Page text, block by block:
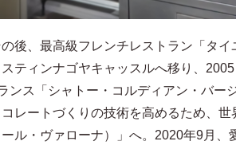
後、最高級フレンチレストラン「タイ
ティンナゴヤキャッスルへ移り、2005
ンス「シャトー・コルディアン・バー
レートづくりの技術を高めるため、世
ル・ヴァローナ）」へ。2020年9月、